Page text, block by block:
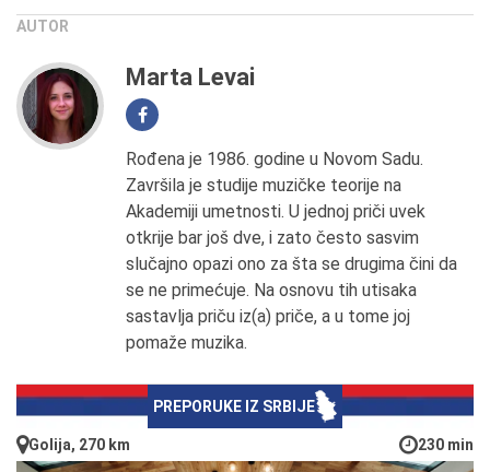
AUTOR
Marta Levai
Rođena je 1986. godine u Novom Sadu.
Završila je studije muzičke teorije na
Akademiji umetnosti. U jednoj priči uvek
otkrije bar još dve, i zato često sasvim
slučajno opazi ono za šta se drugima čini da
se ne primećuje. Na osnovu tih utisaka
sastavlja priču iz(a) priče, a u tome joj
pomaže muzika.
PREPORUKE IZ SRBIJE
Golija, 270 km 230 min